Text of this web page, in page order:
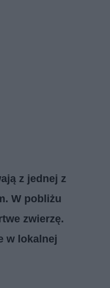
z jednej z
W pobliżu
zwierzę.
w lokalnej